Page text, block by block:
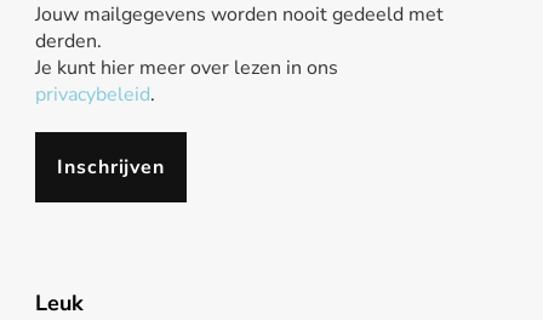
Jouw mailgegevens worden nooit gedeeld met
derden.
Je kunt hier meer over lezen in ons
privacybeleid.
Leuk